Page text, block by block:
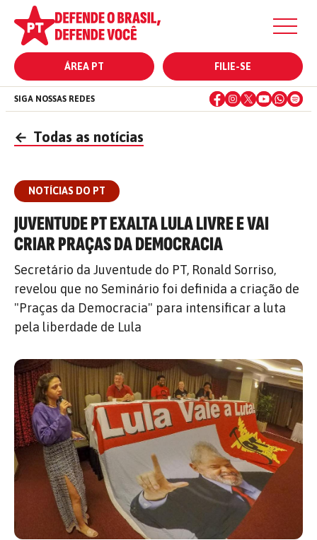
ÁREA PT FILIE-SE
SIGA NOSSAS REDES
← Todas as notícias
NOTÍCIAS DO PT
JUVENTUDE PT EXALTA LULA LIVRE E VAI
CRIAR PRAÇAS DA DEMOCRACIA
Secretário da Juventude do PT, Ronald Sorriso,
revelou que no Seminário foi definida a criação de
"Praças da Democracia" para intensificar a luta
pela liberdade de Lula